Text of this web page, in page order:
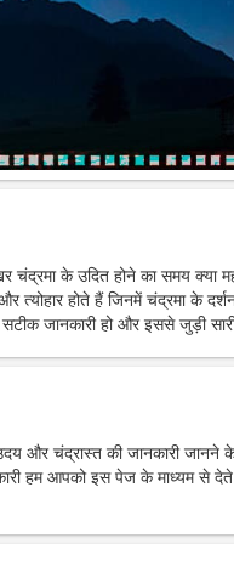
के उदित होने का समय क्या
होते हैं जिनमें चंद्रमा के
जानकारी हो और इससे जुड़ी
उदय और चंद्रास्त की जानकारी
हम आपको इस पेज के माध्यम से देते